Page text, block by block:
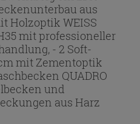
aus
Holzoptik WEISS
mit professioneller
- 2 Soft-
mit Zementoptik
QUADRO
und
aus Harz